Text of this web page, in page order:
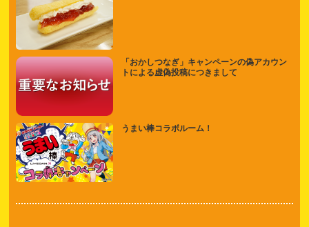
「おかしつなぎ」キャンペーンの偽アカウン
トによる虚偽投稿につきまして
うまい棒コラボルーム！